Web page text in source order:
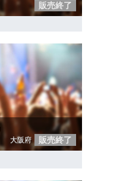
販売終了
大阪府 販売終了